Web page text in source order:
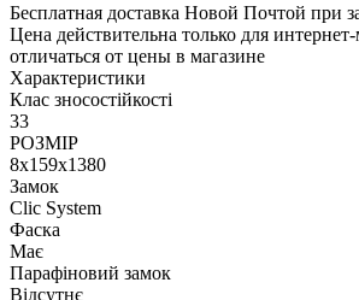
Бесплатная доставка Новой Почтой при
Цена действительна только для
отличаться от цены в магазине
Характеристики
Клас зносостійкості
33
РОЗМІР
8x159x1380
Замок
Clic System
Фаска
Має
Парафіновий замок
Відсутнє